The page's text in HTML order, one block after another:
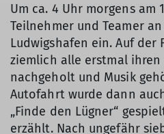
Um ca. 4 Uhr morgens am
Teilnehmer und Teamer
Ludwigshafen ein. Auf der
ziemlich alle erstmal
nachgeholt und Musik
Autofahrt wurde dann
„Finde den Lügner“
erzählt. Nach ungefähr